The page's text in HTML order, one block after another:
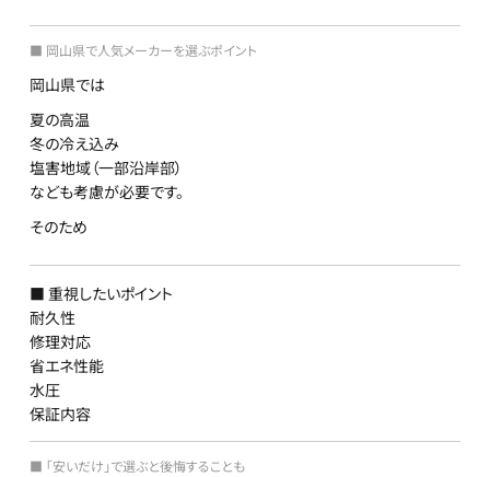
■ 岡山県で人気メーカーを選ぶポイント
岡山県では
夏の高温
冬の冷え込み
塩害地域（一部沿岸部）
なども考慮が必要です。
そのため
■ 重視したいポイント
耐久性
修理対応
省エネ性能
水圧
保証内容
■ 「安いだけ」で選ぶと後悔することも